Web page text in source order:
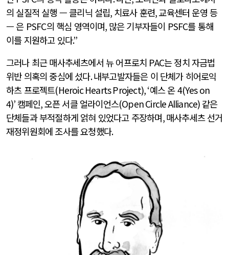
의 실질적 실행 — 클리닉 설립, 치료사 훈련,교육센터 운영 등
— 은 PSFC의 핵심 영역이며, 많은 기부자들이 PSFC를 통해
이를 지원하고 있다.”
그러나 최근 매사추세츠에서 뉴 어프로치 PAC는 정치 자금법
위반 의혹의 중심에 섰다.내부고발자들은 이 단체가 히어로익
하츠 프로젝트(Heroic Hearts Project), ‘예스 온4(Yes on
4)’ 캠페인,오픈 서클 얼라이언스(Open Circle Alliance) 같은
단체들과 부적절하게 얽혀 있었다고 주장하며,매사추세츠 선거
재정위원회에 조사를 요청했다.